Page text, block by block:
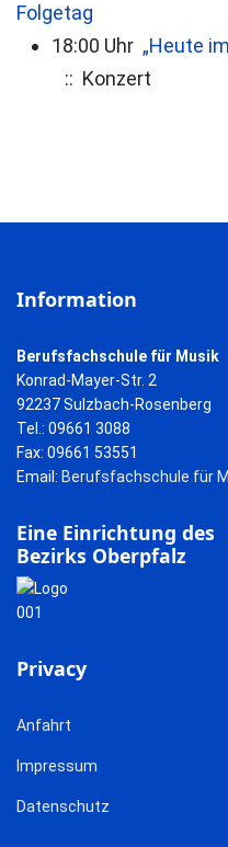
Folgetag
18:00 Uhr „Heute
:: Konzert
Information
Berufsfachschule für Musik
Konrad-Mayer-Str. 2
92237 Sulzbach-Rosenberg
Tel.: 09661 3088
Fax: 09661 53551
Email: Berufsfachschule für
Eine Einrichtung des
Bezirks Oberpfalz
Privacy
Anfahrt
Impressum
Datenschutz